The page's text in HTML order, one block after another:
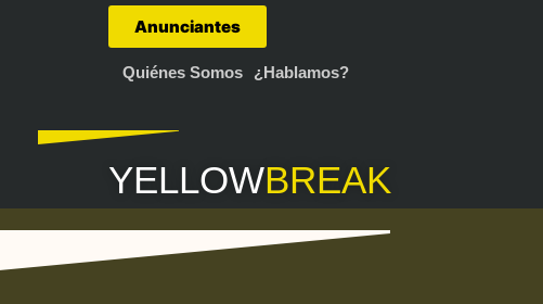
Anunciantes
Quiénes Somos ¿Hablamos?
YELLOWBREAK